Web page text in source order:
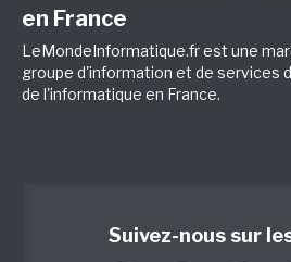
en France
LeMondeInformatique.fr est une
groupe d'information et de services
de l'informatique en France.
Suivez-nous sur